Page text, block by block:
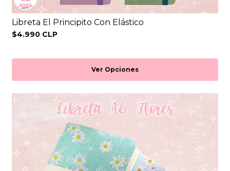
Libreta El Principito Con Elástico
$4.990 CLP
Ver Opciones